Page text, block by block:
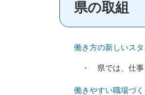
県の取組
働き方の新しいス
・ 県では、仕事
働きやすい職場づ